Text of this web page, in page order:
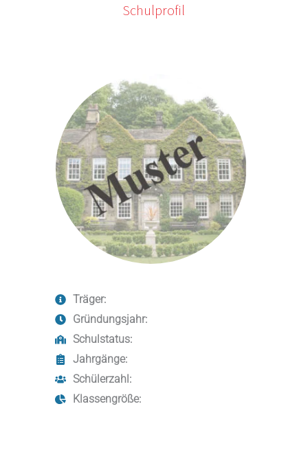
Schulprofil
Träger:
Gründungsjahr:
Schulstatus:
Jahrgänge:
Schülerzahl:
Klassengröße: